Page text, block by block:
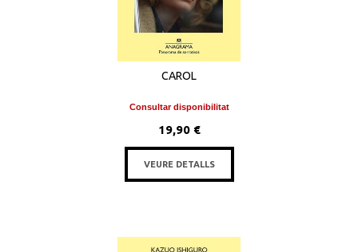
CAROL
Consultar disponibilitat
19,90 €
VEURE DETALLS